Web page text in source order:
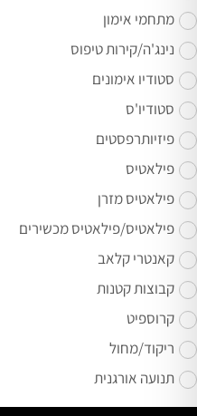
מתחמי אימון
נינג'ה/קירות טיפוס
סטודיו אימונים
סטודיו'ס
פיזיותרפסטים
פילאטיס
פילאטיס מזרן
פילאטיס/פילאטיס מכשירים
קאנטרי קלאב
קבוצות קטנות
קרוספיט
ריקוד/מחול
תנועה אורגנית